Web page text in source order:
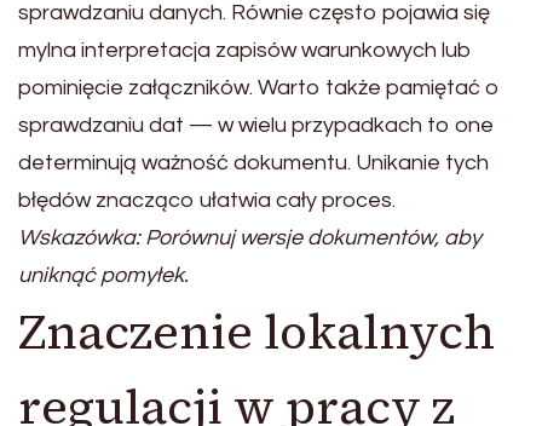
sprawdzaniu danych. Równie często pojawia się
mylna interpretacja zapisów warunkowych lub
pominięcie załączników. Warto także pamiętać o
sprawdzaniu dat — w wielu przypadkach to one
determinują ważność dokumentu. Unikanie tych
błędów znacząco ułatwia cały proces.
Wskazówka: Porównuj wersje dokumentów, aby
uniknąć pomyłek.
Znaczenie lokalnych
regulacji w pracy z